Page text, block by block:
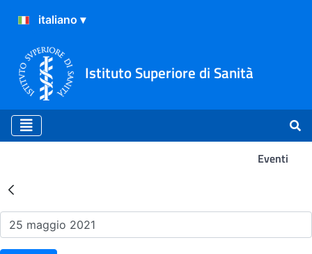
Istituto Superiore di Sanità
Eventi
Risultati della Ricerca -